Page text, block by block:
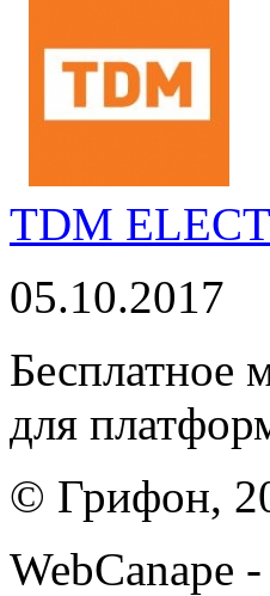
TDM
05.10.2017
Бесплатное
для
© Грифон,
WebCanape -